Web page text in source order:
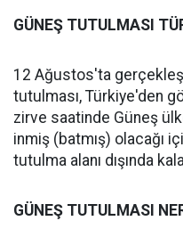
GÜNEŞ TUTULMASI
12 Ağustos'ta
tutulması, Türkiye'den
zirve saatinde Güneş
inmiş (batmış) olacağı
tutulma alanı dışında
GÜNEŞ TUTULMASI